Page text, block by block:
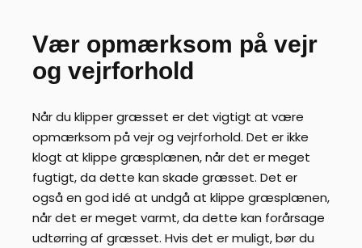
Vær opmærksom på vejr
og vejrforhold
Når du klipper græsset er det vigtigt at være
opmærksom på vejr og vejrforhold. Det er ikke
klogt at klippe græsplænen, når det er meget
fugtigt, da dette kan skade græsset. Det er
også en god idé at undgå at klippe græsplænen,
når det er meget varmt, da dette kan forårsage
udtørring af græsset. Hvis det er muligt, bør du